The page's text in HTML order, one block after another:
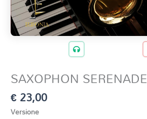
SAXOPHON SERENADE
€23,00
Versione